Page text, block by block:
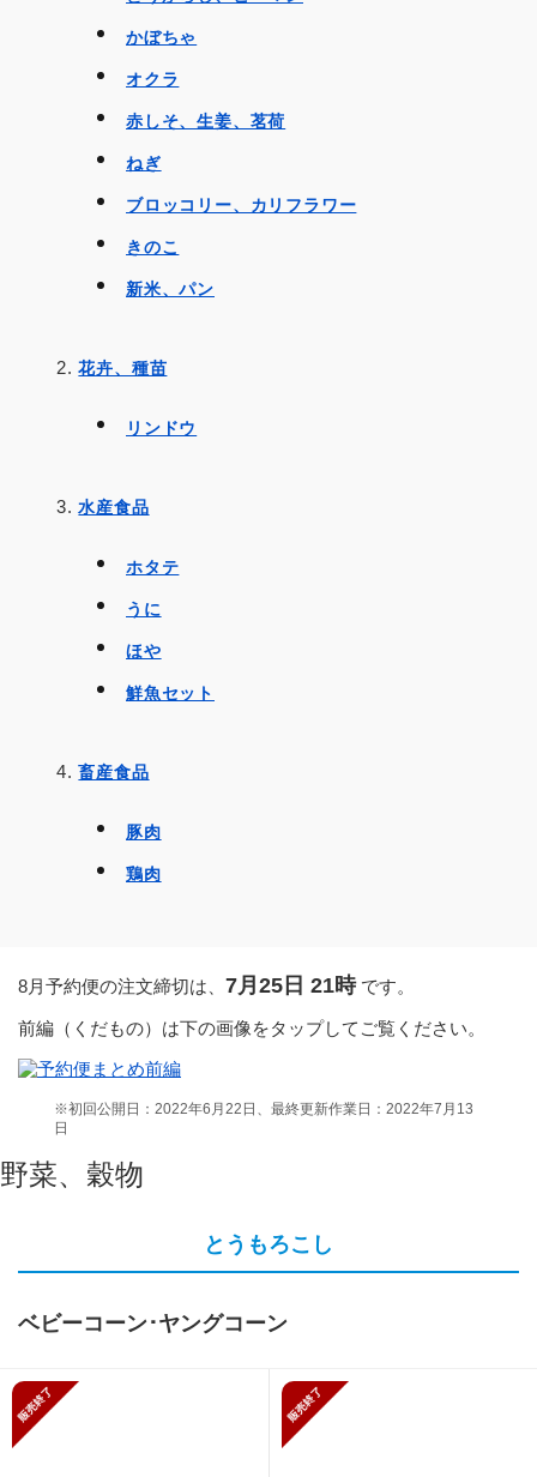
かぼちゃ
オクラ
赤しそ、生姜、茗荷
ねぎ
ブロッコリー、カリフラワー
きのこ
新米、パン
花卉、種苗
リンドウ
水産食品
ホタテ
うに
ほや
鮮魚セット
畜産食品
豚肉
鶏肉
8月予約便の注文締切は、 7月25日 21時です。
前編（くだもの）は下の画像をタップしてご覧ください。
※初回公開日：2022年6月22日、最終更新作業日：2022年7月13
日
野菜、穀物
とうもろこし
ベビーコーン･ヤングコーン